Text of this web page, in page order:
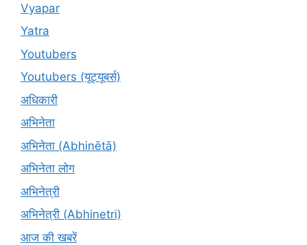
Vyapar
Yatra
Youtubers
Youtubers (यूट्यूबर्स)
अधिकारी
अभिनेता
अभिनेता (Abhinētā)
अभिनेता लोग
अभिनेत्री
अभिनेत्री (Abhinetri)
आज की खबरें